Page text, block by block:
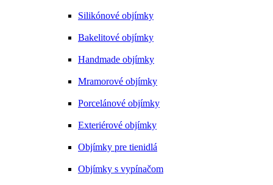
Silikónové objímky
Bakelitové objímky
Handmade objímky
Mramorové objímky
Porcelánové objímky
Exteriérové objímky
Objímky pre tienidlá
Objímky s vypínačom